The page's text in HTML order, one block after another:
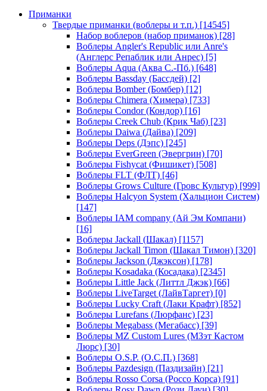
Приманки
Твердые приманки (воблеры и т.п.) [14545]
Набор воблеров (набор приманок) [28]
Воблеры Angler's Republic или Anre's
(Англерс Репаблик или Анрес) [5]
Воблеры Aqua (Аква С.-Пб.) [648]
Воблеры Bassday (Бассдей) [2]
Воблеры Bomber (Бомбер) [12]
Воблеры Chimera (Химера) [733]
Воблеры Condor (Кондор) [16]
Воблеры Creek Chub (Крик Чаб) [23]
Воблеры Daiwa (Дайва) [209]
Воблеры Deps (Дэпс) [245]
Воблеры EverGreen (Эвергрин) [70]
Воблеры Fishycat (Фишикет) [508]
Воблеры FLT (ФЛТ) [46]
Воблеры Grows Culture (Гровс Культур) [999]
Воблеры Halcyon System (Хальцион Систем)
[147]
Воблеры IAM company (Ай Эм Компани)
[16]
Воблеры Jackall (Шакал) [1157]
Воблеры Jackall Timon (Шакал Тимон) [320]
Воблеры Jackson (Джэксон) [178]
Воблеры Kosadaka (Косадака) [2345]
Воблеры Little Jack (Литтл Джэк) [66]
Воблеры LiveTarget (ЛайвТаргет) [0]
Воблеры Lucky Craft (Лаки Крафт) [852]
Воблеры Lurefans (Люрфанс) [23]
Воблеры Megabass (Мегабасс) [39]
Воблеры MZ Custom Lures (МЗэт Кастом
Люрс) [30]
Воблеры O.S.P. (О.С.П.) [368]
Воблеры Pazdesign (Паздизайн) [21]
Воблеры Rosso Corsa (Россо Корса) [91]